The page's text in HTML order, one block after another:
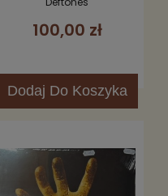
100,00 zł
Dodaj Do Koszyka